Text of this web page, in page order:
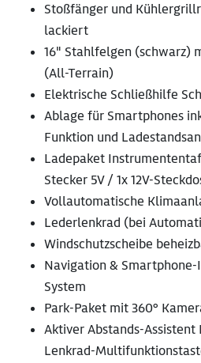
Stoßfänger und
lackiert
16" Stahlfelgen (schwarz)
(All-Terrain)
Elektrische Schließhilfe
Ablage für Smartphones
Funktion und
Ladepaket
Stecker 5V / 1x 12V-
Vollautomatische
Lederlenkrad (bei
Windschutzscheibe
Navigation &
System
Park-Paket mit 360°
Aktiver Abstands-Assistent
Lenkrad-